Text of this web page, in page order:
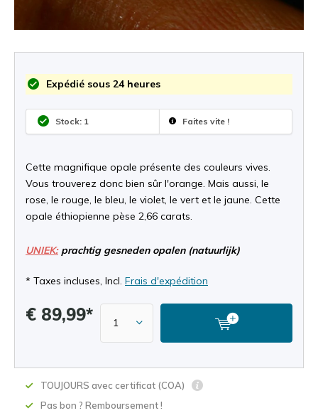
Expédié sous 24 heures
Stock: 1 Faites vite !
Cette magnifique opale présente des couleurs vives.
Vous trouverez donc bien sûr l'orange. Mais aussi, le
rose, le rouge, le bleu, le violet, le vert et le jaune. Cette
opale éthiopienne pèse 2,66 carats.
UNIEK:prachtig gesneden opalen (natuurlijk)
* Taxes incluses, Incl. Frais d'expédition
€ 89,99*
TOUJOURS avec certificat (COA)
Pas bon ? Remboursement !